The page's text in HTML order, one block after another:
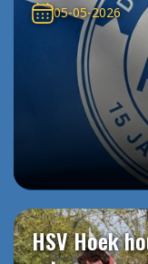
05-05-2026
HSV Hoek